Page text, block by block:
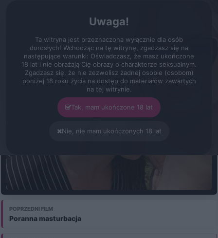
Uwaga!
Ta witryna jest przeznaczona wyłącznie dla osób
dorosłych! Wchodząc na tę witrynę, zgadzasz się na
następujące warunki: Oświadczasz, że masz ukończone
18 lat i nie obrażają Cię obrazy o charakterze seksualnym.
Zgadzasz się, że nie zezwolisz żadnej osobie (osobom)
poniżej 18 roku życia na dostęp do materiałów zawartych
na tej witrynie.
Tak, mam ukończone 18 lat
Nie, nie mam ukończonych 18 lat
Czas: 10:53 Jakość: 2160p Konto VIP
Teren prywatny
Aktywuj Konto VIP
Obejrzyj pełną wersję filmu i zyskaj dostęp do wszystkich
POPRZEDNI FILM
Poranna masturbacja